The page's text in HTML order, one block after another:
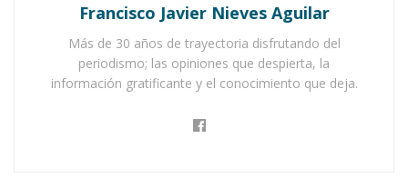
Francisco Javier Nieves Aguilar
Más de 30 años de trayectoria disfrutando del
periodismo; las opiniones que despierta, la
información gratificante y el conocimiento que deja.